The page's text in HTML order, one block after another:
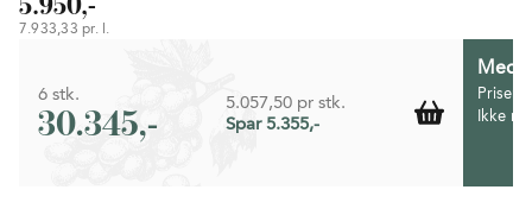
7.933,33 pr. l.
6 stk.
30.345,-
5.057,50 pr stk.
Spar 5.355,-
Prisen
Ikke